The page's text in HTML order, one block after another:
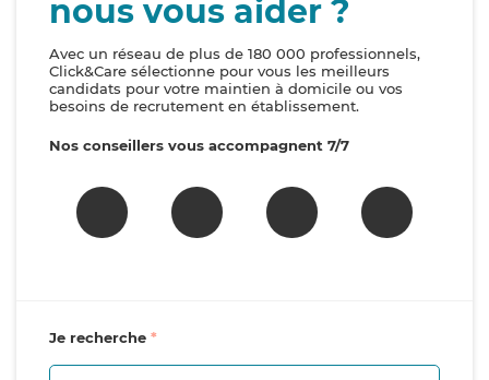
nous vous aider ?
Avec un réseau de plus de 180 000 professionnels,
Click&Care sélectionne pour vous les meilleurs
candidats pour votre maintien à domicile ou vos
besoins de recrutement en établissement.
Nos conseillers vous accompagnent 7/7
Je recherche